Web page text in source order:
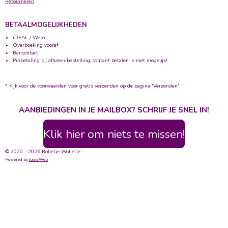
Retourneren
BETAALMOGELIJKHEDEN
iDEAL / Wero
Overboeking vooraf
Bancontact
Pinbetaling bij afhalen bestelling, contant betalen is niet mogelijk!
* Kijk voor de voorwaarden voor gratis verzenden op de pagina 'Verzenden'
AANBIEDINGEN IN JE MAILBOX? SCHRIJF JE SNEL IN!
Klik hier om niets te missen!
© 2020 - 2026 Bolletje Wolletje
Powered byJouwWeb